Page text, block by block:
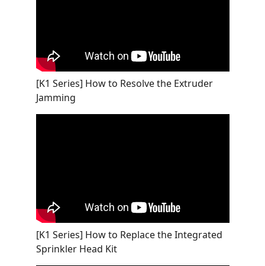
[K1 Series] How to Resolve the Extruder
Jamming
[K1 Series] How to Replace the Integrated
Sprinkler Head Kit